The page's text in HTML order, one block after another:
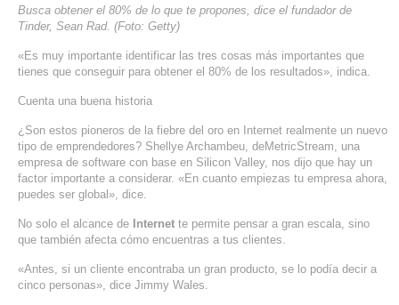
Busca obtener el 80% de lo que te propones, dice el fundador de
Tinder, Sean Rad. (Foto: Getty)
«Es muy importante identificar las tres cosas más importantes que
tienes que conseguir para obtener el 80% de los resultados», indica.
Cuenta una buena historia
¿Son estos pioneros de la fiebre del oro en Internet realmente un nuevo
tipo de emprendedores? Shellye Archambeu, deMetricStream, una
empresa de software con base en Silicon Valley, nos dijo que hay un
factor importante a considerar. «En cuanto empiezas tu empresa ahora,
puedes ser global», dice.
No solo el alcance de Internet te permite pensar a gran escala, sino
que también afecta cómo encuentras a tus clientes.
«Antes, si un cliente encontraba un gran producto, se lo podía decir a
cinco personas», dice Jimmy Wales.